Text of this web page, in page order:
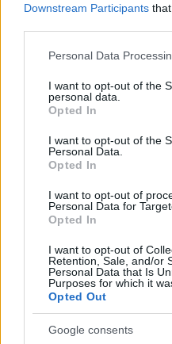
Downstream Participants
Please note that this
not limited to your visit or
grant or deny consent to
use your data for below
consent section.
Personal Data
I want to opt-out of the
personal data.
Opted In
I want to opt-out of the
Personal Data.
Opted In
I want to opt-out of
Personal Data for
Opted In
I want to opt-out of
Retention, Sale, and/or
Personal Data that Is
Purposes for which it
Opted Out
Google consents